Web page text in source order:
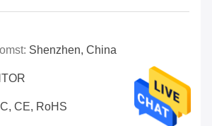
Shenzhen, China
CE, RoHS